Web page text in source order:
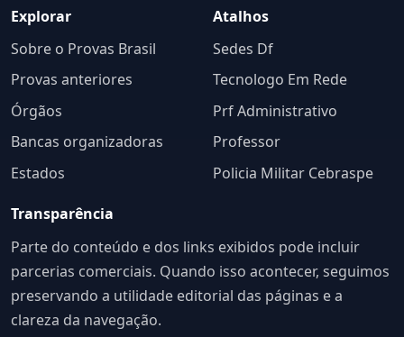
Explorar
Sobre o Provas Brasil
Provas anteriores
Órgãos
Bancas organizadoras
Estados
Atalhos
Sedes Df
Tecnologo Em Rede
Prf Administrativo
Professor
Policia Militar Cebraspe
Transparência
Parte do conteúdo e dos links exibidos pode incluir
parcerias comerciais. Quando isso acontecer, seguimos
preservando a utilidade editorial das páginas e a
clareza da navegação.